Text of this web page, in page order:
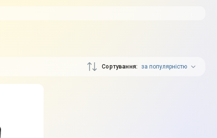
Сортування за популярністю